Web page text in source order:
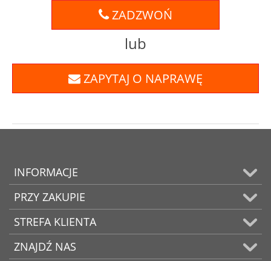
ZADZWOŃ
lub
ZAPYTAJ O NAPRAWĘ
INFORMACJE
PRZY ZAKUPIE
STREFA KLIENTA
ZNAJDŹ NAS